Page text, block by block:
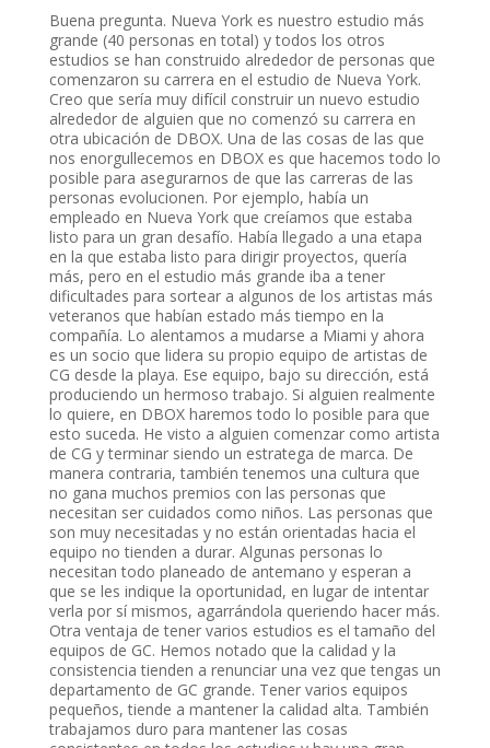
Buena pregunta. Nueva York es nuestro estudio más
grande (40 personas en total) y todos los otros
estudios se han construido alrededor de personas que
comenzaron su carrera en el estudio de Nueva York.
Creo que sería muy difícil construir un nuevo estudio
alrededor de alguien que no comenzó su carrera en
otra ubicación de DBOX. Una de las cosas de las que
nos enorgullecemos en DBOX es que hacemos todo lo
posible para asegurarnos de que las carreras de las
personas evolucionen. Por ejemplo, había un
empleado en Nueva York que creíamos que estaba
listo para un gran desafío. Había llegado a una etapa
en la que estaba listo para dirigir proyectos, quería
más, pero en el estudio más grande iba a tener
dificultades para sortear a algunos de los artistas más
veteranos que habían estado más tiempo en la
compañía. Lo alentamos a mudarse a Miami y ahora
es un socio que lidera su propio equipo de artistas de
CG desde la playa. Ese equipo, bajo su dirección, está
produciendo un hermoso trabajo. Si alguien realmente
lo quiere, en DBOX haremos todo lo posible para que
esto suceda. He visto a alguien comenzar como artista
de CG y terminar siendo un estratega de marca. De
manera contraria, también tenemos una cultura que
no gana muchos premios con las personas que
necesitan ser cuidados como niños. Las personas que
son muy necesitadas y no están orientadas hacia el
equipo no tienden a durar. Algunas personas lo
necesitan todo planeado de antemano y esperan a
que se les indique la oportunidad, en lugar de intentar
verla por sí mismos, agarrándola queriendo hacer más.
Otra ventaja de tener varios estudios es el tamaño del
equipos de GC. Hemos notado que la calidad y la
consistencia tienden a renunciar una vez que tengas un
departamento de GC grande. Tener varios equipos
pequeños, tiende a mantener la calidad alta. También
trabajamos duro para mantener las cosas